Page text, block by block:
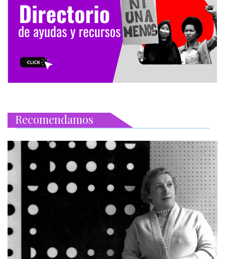
Recomendamos